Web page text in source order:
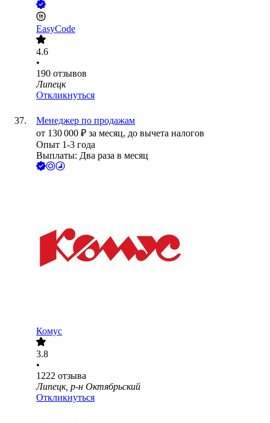
EasyCode
4.6
•
190 отзывов
Липецк
Откликнуться
Менеджер по продажам
от 130 000 ₽ за месяц, до вычета налогов
Опыт 1-3 года
Выплаты: Два раза в месяц
Комус
3.8
•
1222 отзыва
Липецк, р-н Октябрьский
Откликнуться